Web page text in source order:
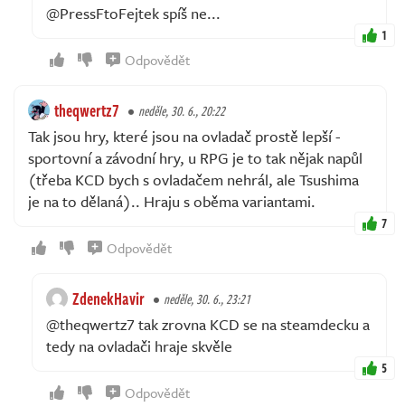
@PressFtoFejtek spíš ne...
1
Odpovědět
theqwertz7 neděle, 30. 6., 20:22
Tak jsou hry, které jsou na ovladač prostě lepší -
sportovní a závodní hry, u RPG je to tak nějak napůl
(třeba KCD bych s ovladačem nehrál, ale Tsushima
je na to dělaná).. Hraju s oběma variantami.
7
Odpovědět
ZdenekHavir neděle, 30. 6., 23:21
@theqwertz7 tak zrovna KCD se na steamdecku a
tedy na ovladači hraje skvěle
5
Odpovědět